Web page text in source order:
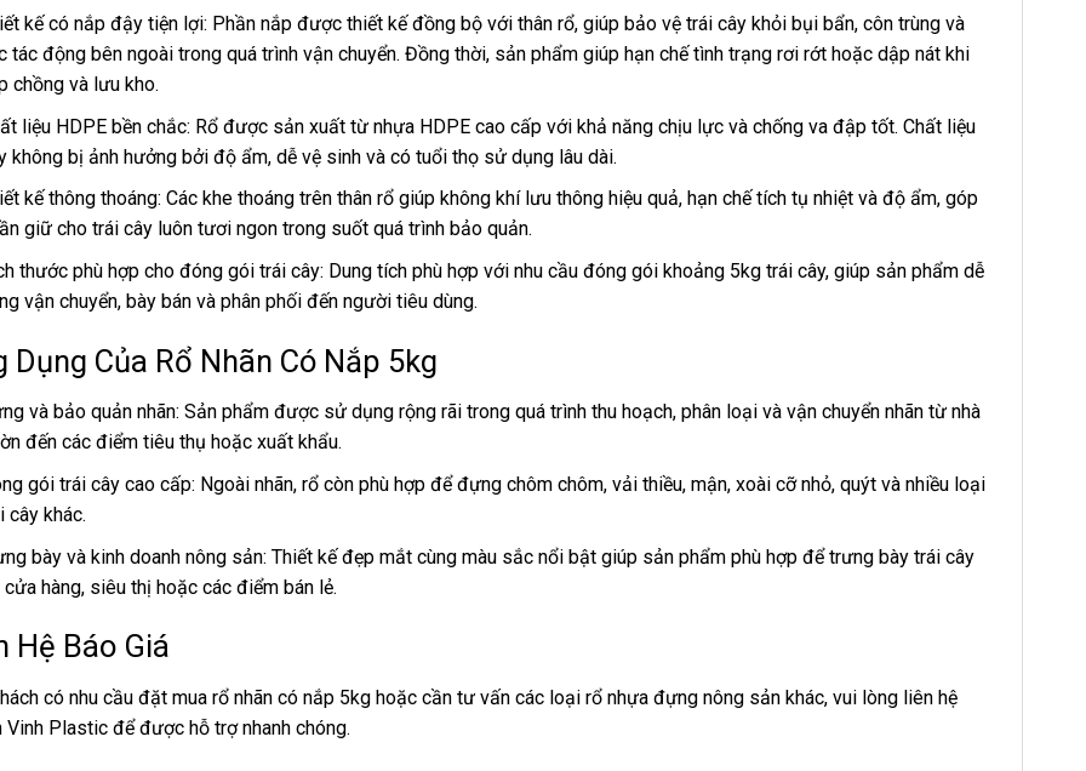
kế có nắp đậy tiện lợi: Phần nắp được thiết kế đồng bộ với thân rổ, giúp bảo vệ trái cây khỏi bụi bẩn, côn trùng và
tác động bên ngoài trong quá trình vận chuyển. Đồng thời, sản phẩm giúp hạn chế tình trạng rơi rớt hoặc dập nát khi
chồng và lưu kho.
liệu HDPE bền chắc: Rổ được sản xuất từ nhựa HDPE cao cấp với khả năng chịu lực và chống va đập tốt. Chất liệu
không bị ảnh hưởng bởi độ ẩm, dễ vệ sinh và có tuổi thọ sử dụng lâu dài.
kế thông thoáng: Các khe thoáng trên thân rổ giúp không khí lưu thông hiệu quả, hạn chế tích tụ nhiệt và độ ẩm, góp
giữ cho trái cây luôn tươi ngon trong suốt quá trình bảo quản.
thước phù hợp cho đóng gói trái cây: Dung tích phù hợp với nhu cầu đóng gói khoảng 5kg trái cây, giúp sản phẩm dễ
vận chuyển, bày bán và phân phối đến người tiêu dùng.
Dụng Của Rổ Nhãn Có Nắp 5kg
và bảo quản nhãn: Sản phẩm được sử dụng rộng rãi trong quá trình thu hoạch, phân loại và vận chuyển nhãn từ nhà
đến các điểm tiêu thụ hoặc xuất khẩu.
gói trái cây cao cấp: Ngoài nhãn, rổ còn phù hợp để đựng chôm chôm, vải thiều, mận, xoài cỡ nhỏ, quýt và nhiều loại
cây khác.
bày và kinh doanh nông sản: Thiết kế đẹp mắt cùng màu sắc nổi bật giúp sản phẩm phù hợp để trưng bày trái cây
hàng, siêu thị hoặc các điểm bán lẻ.
Hệ Báo Giá
có nhu cầu đặt mua rổ nhãn có nắp 5kg hoặc cần tư vấn các loại rổ nhựa đựng nông sản khác, vui lòng liên hệ
Vinh Plastic để được hỗ trợ nhanh chóng.